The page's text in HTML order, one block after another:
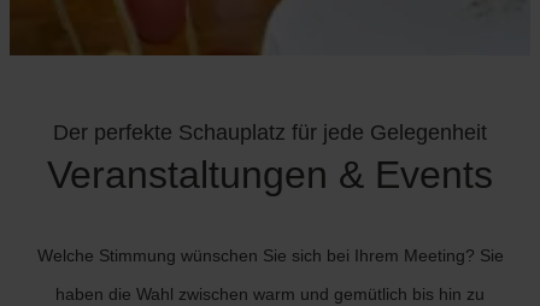
Der perfekte Schauplatz für jede Gelegenheit
Veranstaltungen & Events
Welche Stimmung wünschen Sie sich bei Ihrem Meeting? Sie
haben die Wahl zwischen warm und gemütlich bis hin zu